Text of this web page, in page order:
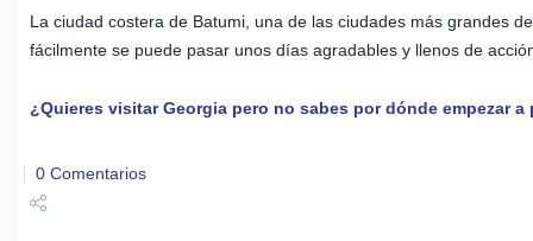
La ciudad costera de Batumi, una de las ciudades más grandes
fácilmente se puede pasar unos días agradables y llenos de
¿Quieres visitar Georgia pero no sabes por dónde empezar
0 Comentarios